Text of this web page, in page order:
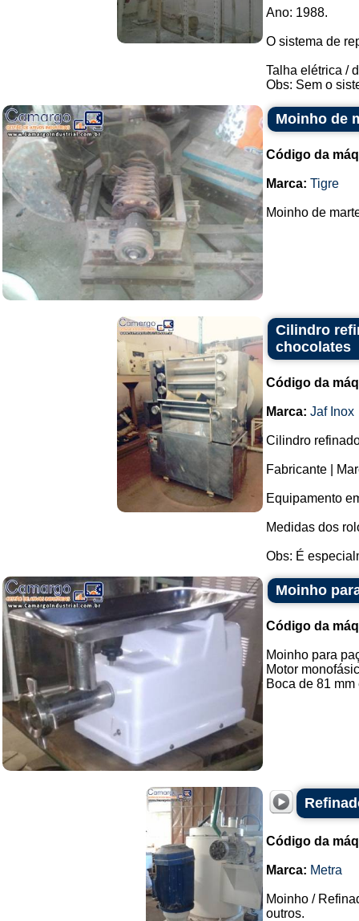
Ano: 1988.
O sistema de
Talha elétrica /
Obs: Sem o
Moinho de
Código da
Marca: Tigre
Moinho de
Cilindro
chocolates
Código da
Marca: Jaf Inox
Cilindro
Fabricante |
Equipamento
Medidas dos
Obs: É
Moinho
Código da
Moinho para
Motor
Boca de 81
Código da
Marca: Metra
Moinho /
outros.